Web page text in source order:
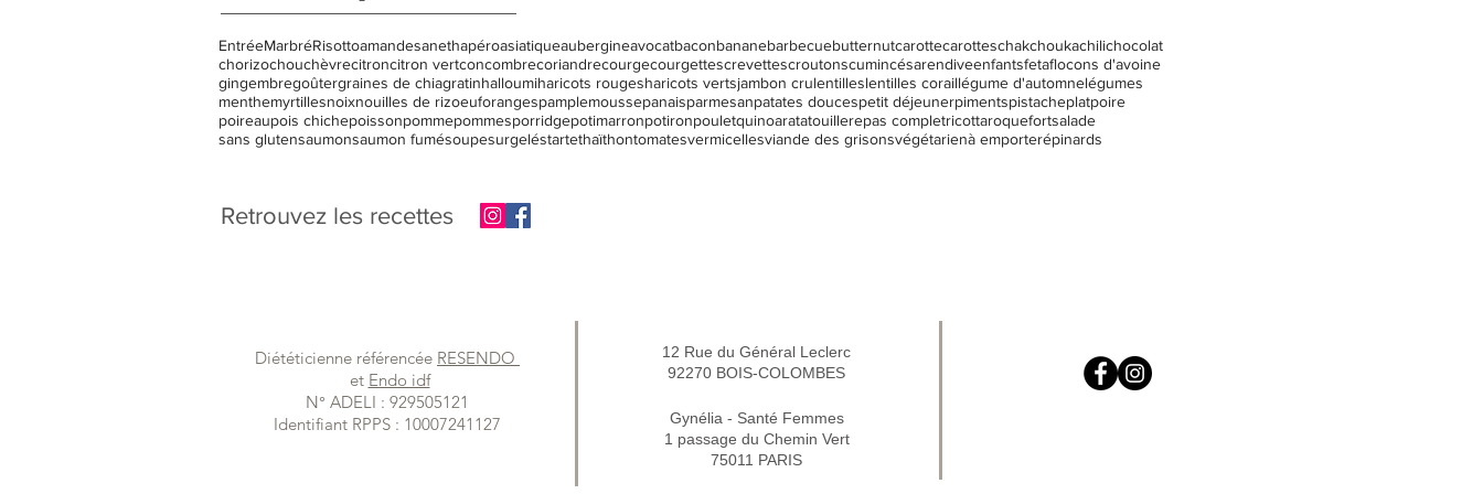
EntréeMarbréRisottoamandesanethapéroasiatiqueaubergineavocatbaconbananebarbecuebutternutcarottecarotteschakchoukachilichocolat
chorizochouchèvrecitroncitron vertconcombrecoriandrecourgecourgettescrevettescroutonscumincésarendiveenfantsfetaflocons d'avoine
gingembregoûtergraines de chiagratinhalloumiharicots rougesharicots vertsjambon crulentilleslentilles coraillégume d'automnelégumes
menthemyrtillesnoixnouilles de rizoeuforangespamplemoussepanaisparmesanpatates doucespetit déjeunerpimentspistacheplatpoire
poireaupois chichepoissonpommepommesporridgepotimarronpotironpouletquinoaratatouillerepas completricottaroquefortsalade
sans glutensaumonsaumon fumésoupesurgeléstartethaïthontomatesvermicellesviande des grisonsvégétarienà emporterépinards
Retrouvez les recettes
Diététicienne référencée RESENDO
et Endo idf
N° ADELI : 929505121
Identifiant RPPS : 10007241127
12 Rue du Général Leclerc
92270 BOIS-COLOMBES
Gynélia - Santé Femmes
1 passage du Chemin Vert
75011 PARIS